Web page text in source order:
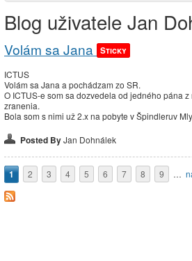
Blog uživatele Jan
Volám sa Jana Sticky
ICTUS
Volám sa Jana a pochádzam zo SR.
O ICTUS-e som sa dozvedela od jedného pána
zranenia.
Bola som s nimi už 2.x na pobyte v Špindleruv
Posted ByJan Dohnálek
Stránky
1 2 3 4 5 6 7 8 9 …